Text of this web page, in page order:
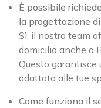
È possibile
la progettazione
Sì, il nostro team
domicilio anche a
Questo garantisce
adattato alle tue
Come funziona il